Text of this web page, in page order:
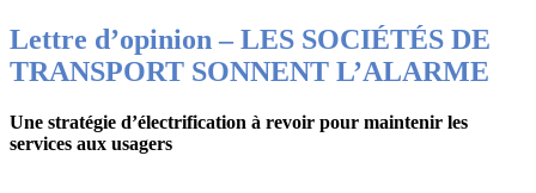
Lettre d’opinion – LES SOCIÉTÉS DE
TRANSPORT SONNENT L’ALARME
Une stratégie d’électrification à revoir pour maintenir les
services aux usagers